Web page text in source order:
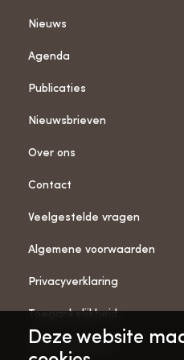
Deze website
Nieuws
Agenda
Publicaties
Nieuwsbrieven
Over ons
Contact
Veelgestelde vragen
Algemene voorwaarden
Privacyverklaring
Toegankelijkheid
ANBI-gegevens